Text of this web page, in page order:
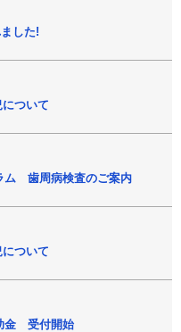
した!
ついて
ム 歯周病検査のご案内
ついて
金 受付開始